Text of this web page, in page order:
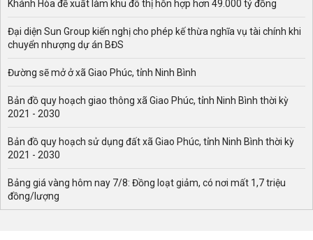
Khánh Hòa đề xuất làm khu đô thị hỗn hợp hơn 49.000 tỷ đồng
Đại diện Sun Group kiến nghị cho phép kế thừa nghĩa vụ tài chính khi
chuyển nhượng dự án BĐS
Đường sẽ mở ở xã Giao Phúc, tỉnh Ninh Bình
Bản đồ quy hoạch giao thông xã Giao Phúc, tỉnh Ninh Bình thời kỳ
2021 - 2030
Bản đồ quy hoạch sử dụng đất xã Giao Phúc, tỉnh Ninh Bình thời kỳ
2021 - 2030
Bảng giá vàng hôm nay 7/8: Đồng loạt giảm, có nơi mất 1,7 triệu
đồng/lượng